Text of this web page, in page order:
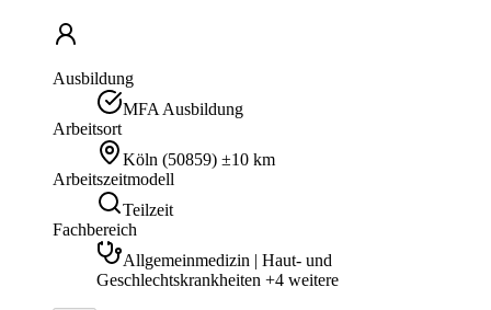
Ausbildung
MFA Ausbildung
Arbeitsort
Köln (50859) ±10 km
Arbeitszeitmodell
Teilzeit
Fachbereich
Allgemeinmedizin | Haut- und
Geschlechtskrankheiten +4 weitere